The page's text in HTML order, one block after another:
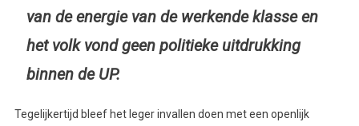
van de energie van de werkende klasse en
het volk vond geen politieke uitdrukking
binnen de UP.
Tegelijkertijd bleef het leger invallen doen met een openlijk